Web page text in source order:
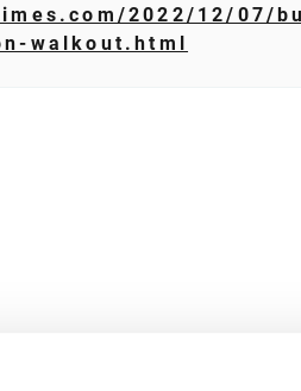
2022/12/07/
walkout.html